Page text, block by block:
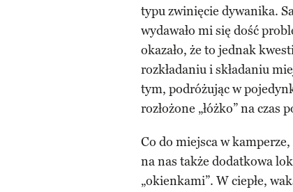
typu zwinięcie dywanika.
wydawało mi się dość
okazało, że to jednak
rozkładaniu i składaniu
tym, podróżując w
rozłożone „łóżko” na
Co do miejsca w
na nas także dodatkowa
„okienkami”. W ciepłe,